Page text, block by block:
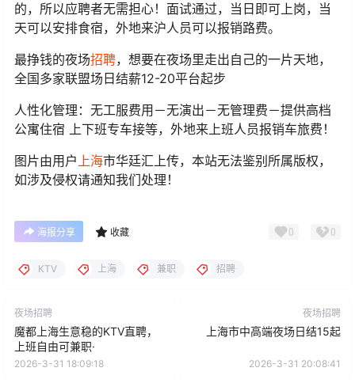
的，所以应聘者无需担心！面试通过，当日即可上岗，当
天可以安排食宿，外地来沪人员可以报销路费。
最挣钱的夜场招聘，想要在夜场里走出自己的一片天地，
全国多家联盟场日结薪12-20平台起步
人性化管理：无工服费用－无演出－无管理费－提供高档
公寓住宿 上下班专车接等，外地来上班人员报销车旅费！
图片由用户上海市华廷汇上传，本站无法鉴别所属版权，
如涉及侵权请通知我们处理！
海报分享 收藏 0 0
KTV 上海 兼职 招聘
夜场招聘
魔都上海生意稳的KTV直聘，
上班自由可兼职·
2026-3-31 18:09:18
夜场招聘
上海市中高端夜场日结15起
2026-3-31 20:08:41